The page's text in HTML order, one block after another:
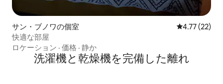
サン・ブノワの個室 レビュー22
4.77 (22)
快適な部屋
ロケーション · 価格 · 静か
洗濯機と乾燥機を完備した離れ